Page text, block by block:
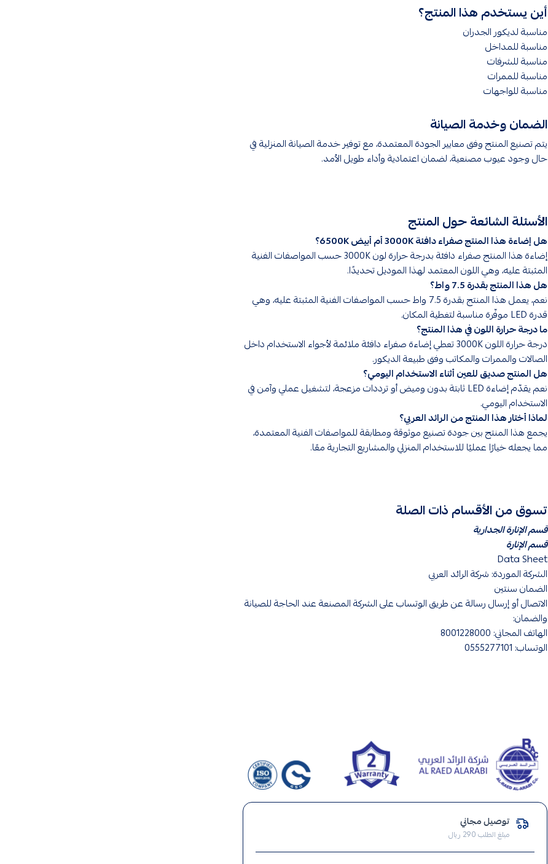
أين يستخدم هذا المنتج؟
مناسبة لديكور الجدران
مناسبة للمداخل
مناسبة للشرفات
مناسبة للممرات
مناسبة للواجهات
الضمان وخدمة الصيانة
يتم تصنيع المنتج وفق معايير الجودة المعتمدة، مع توفير خدمة الصيانة المنزلية في
حال وجود عيوب مصنعية، لضمان اعتمادية وأداء طويل الأمد.
الأسئلة الشائعة حول المنتج
هل إضاءة هذا المنتج صفراء دافئة 3000K أم أبيض 6500K؟
إضاءة هذا المنتج صفراء دافئة بدرجة حرارة لون 3000K حسب المواصفات الفنية
المثبتة عليه، وهي اللون المعتمد لهذا الموديل تحديدًا.
هل هذا المنتج بقدرة 7.5 واط؟
نعم، يعمل هذا المنتج بقدرة 7.5 واط حسب المواصفات الفنية المثبتة عليه، وهي
قدرة LED موفّرة مناسبة لتغطية المكان.
ما درجة حرارة اللون في هذا المنتج؟
درجة حرارة اللون 3000K تعطي إضاءة صفراء دافئة ملائمة لأجواء الاستخدام داخل
الصالات والممرات والمكاتب وفق طبيعة الديكور.
هل المنتج صديق للعين أثناء الاستخدام اليومي؟
نعم يقدّم إضاءة LED ثابتة بدون وميض أو ترددات مزعجة، لتشغيل عملي وآمن في
الاستخدام اليومي.
لماذا أختار هذا المنتج من الرائد العربي؟
يجمع هذا المنتج بين جودة تصنيع موثوقة ومطابقة للمواصفات الفنية المعتمدة،
مما يجعله خيارًا عمليًا للاستخدام المنزلي والمشاريع التجارية معًا.
تسوق من الأقسام ذات الصلة
قسم الإنارة الجدارية
قسم الإنارة
Data Sheet
الشركة الموردة: شركة الرائد العربي
الضمان سنتين
الاتصال أو إرسال رسالة عن طريق الوتساب على الشركة المصنعة عند الحاجة للصيانة
والضمان:
الهاتف المجاني: 8001228000
الوتساب: 0555277101
انارة
المنيوم
انارة
توصيل مجاني
مبلغ الطلب 290 ريال